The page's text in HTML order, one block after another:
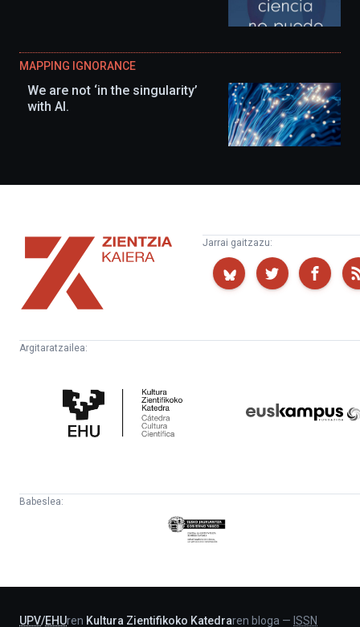
MAPPING IGNORANCE
We are not ‘in the singularity’
with AI.
Zientzia
Kaiera
Jarrai gaitzazu:
Argitaratzailea:
Zientifikoko
Katedra
Babeslea:
Eusko
Jaurlaritza
UPV/EHUren Kultura Zientifikoko Katedraren bloga — ISSN